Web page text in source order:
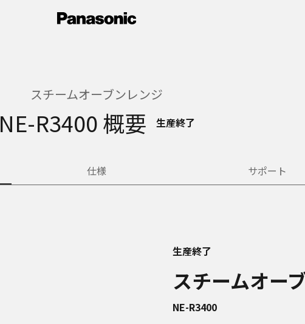
スチームオーブンレンジ
NE-R3400 概要 生産終了
仕様 サポート
生産終了
スチームオー
NE-R3400